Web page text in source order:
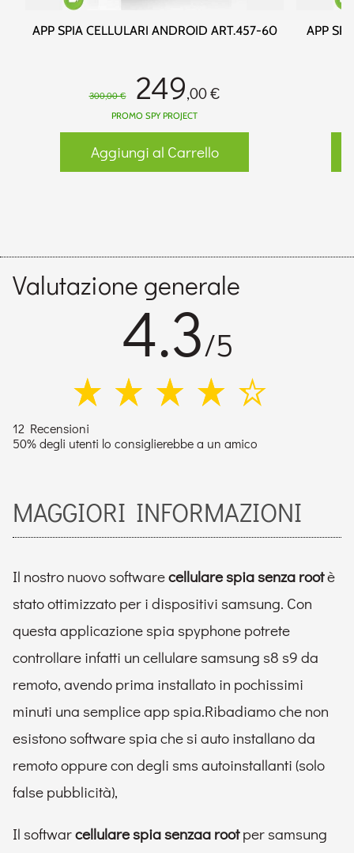
APP SPIA CELLULARI ANDROID ART.457-60
300,00 € 249,00 €
PROMO SPY PROJECT
Aggiungi al Carrello
APP
Valutazione generale
4.3/5
12 Recensioni
50% degli utenti lo consiglierebbe a un amico
MAGGIORI INFORMAZIONI
Il nostro nuovo softwarecellulare spia senza rootè
stato ottimizzato per i dispositivi samsung. Con
questa applicazione spia spyphone potrete
controllare infatti un cellulare samsung s8 s9 da
remoto, avendo prima installato in pochissimi
minuti una semplice app spia.Ribadiamo che non
esistono software spia che si auto installano da
remoto oppure con degli sms autoinstallanti (solo
false pubblicità),
Il softwarcellulare spia senzaa rootper samsung